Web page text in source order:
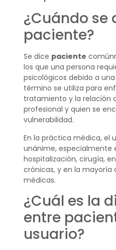
¿Cuándo se
paciente?
Se dice paciente
los que una persona
psicológicos debido a
término se utiliza para
tratamiento y la relación
profesional y quien se
vulnerabilidad.
En la práctica médica, el
unánime, especialmente
hospitalización, cirugía,
crónicas, y en la mayoría
médicas.
¿Cuál es la
entre
usuario?